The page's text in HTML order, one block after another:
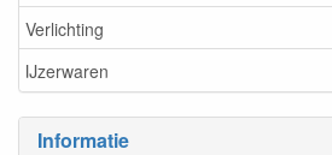
Verlichting
IJzerwaren
Informatie